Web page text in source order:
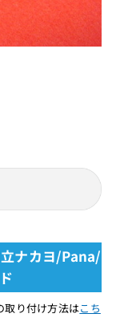
立ナカヨ/Pana/
り付け方法はこち